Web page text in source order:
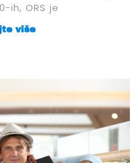
ih, ORS je
više